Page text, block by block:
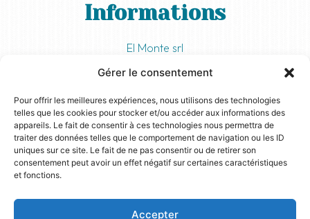
Gérer le consentement
Pour offrir les meilleures expériences, nous utilisons des technologies
telles que les cookies pour stocker et/ou accéder aux informations des
appareils. Le fait de consentir à ces technologies nous permettra de
traiter des données telles que le comportement de navigation ou les ID
uniques sur ce site. Le fait de ne pas consentir ou de retirer son
consentement peut avoir un effet négatif sur certaines caractéristiques
et fonctions.
Accepter
Informations
El Monte srl
7034 Saint-Denis
TVA : BE 0799.097.876
contact